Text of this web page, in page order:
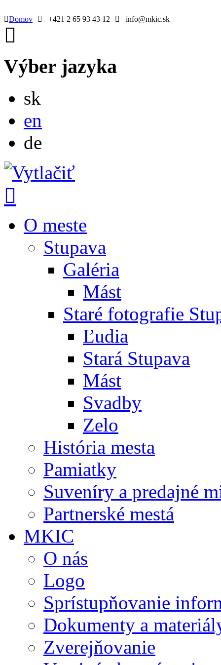
Domov +421 2 65 93 43 12 info@mkic.sk
Výber jazyka
sk
en
de
O meste
Stupava
Galéria
Mást
Staré fotografie
Ľudia
Stará Stupava
Mást
Svadby
Zelo
História mesta
Pamiatky
Suveníry a predajné
Partnerské mestá
MKIC
O nás
Logo
Sprístupňovanie
Dokumenty a
Zverejňovanie